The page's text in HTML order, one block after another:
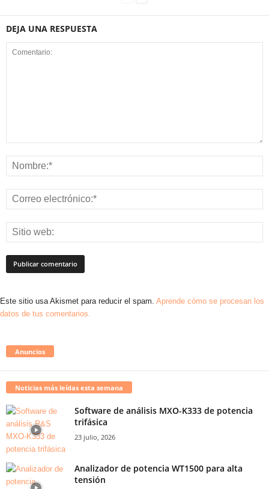
DEJA UNA RESPUESTA
Este sitio usa Akismet para reducir el spam. Aprende cómo se procesan los
datos de tus comentarios.
Anuncios
Noticias más leídas esta semana
Software de análisis MXO-K333 de potencia
trifásica
23 julio, 2026
Analizador de potencia WT1500 para alta
tensión